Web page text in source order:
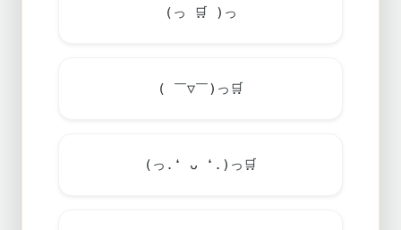
(っ 🛒 )っ
( ￣▽￣)っ 🛒
(っ.❛ ᴗ ❛.)っ 🛒